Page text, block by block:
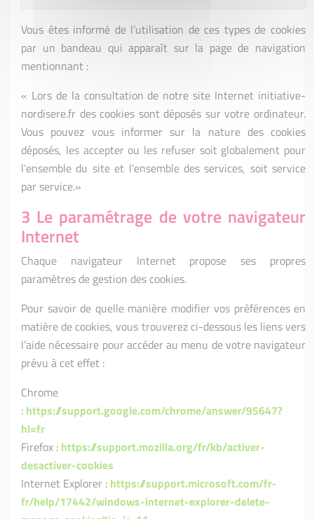
Vous êtes informé de l’utilisation de ces types de cookies
par un bandeau qui apparaît sur la page de navigation
mentionnant :
« Lors de la consultation de notre site Internet initiative-
nordisere.fr des cookies sont déposés sur votre ordinateur.
Vous pouvez vous informer sur la nature des cookies
déposés, les accepter ou les refuser soit globalement pour
l’ensemble du site et l’ensemble des services, soit service
par service.»
3 Le paramétrage de votre navigateur
Internet
Chaque navigateur Internet propose ses propres
paramètres de gestion des cookies.
Pour savoir de quelle manière modifier vos préférences en
matière de cookies, vous trouverez ci-dessous les liens vers
l’aide nécessaire pour accéder au menu de votre navigateur
prévu à cet effet :
Chrome
: https://support.google.com/chrome/answer/95647?
hl=fr
Firefox : https://support.mozilla.org/fr/kb/activer-
desactiver-cookies
Internet Explorer : https://support.microsoft.com/fr-
fr/help/17442/windows-internet-explorer-delete-